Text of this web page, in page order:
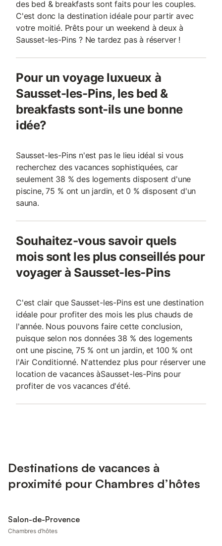
des bed & breakfasts sont faits pour les couples.
C'est donc la destination idéale pour partir avec
votre moitié. Prêts pour un weekend à deux à
Sausset-les-Pins ? Ne tardez pas à réserver !
Pour un voyage luxueux à
Sausset-les-Pins, les bed &
breakfasts sont-ils une bonne
idée?
Sausset-les-Pins n'est pas le lieu idéal si vous
recherchez des vacances sophistiquées, car
seulement 38 % des logements disposent d'une
piscine, 75 % ont un jardin, et 0 % disposent d'un
sauna.
Souhaitez-vous savoir quels
mois sont les plus conseillés pour
voyager à Sausset-les-Pins
C'est clair que Sausset-les-Pins est une destination
idéale pour profiter des mois les plus chauds de
l'année. Nous pouvons faire cette conclusion,
puisque selon nos données 38 % des logements
ont une piscine, 75 % ont un jardin, et 100 % ont
l'Air Conditionné. N'attendez plus pour réserver une
location de vacances àSausset-les-Pins pour
profiter de vos vacances d'été.
Destinations de vacances à
proximité pour Chambres d’hôtes
Salon-de-Provence
Chambres d’hôtes